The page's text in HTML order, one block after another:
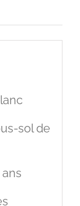
sol de